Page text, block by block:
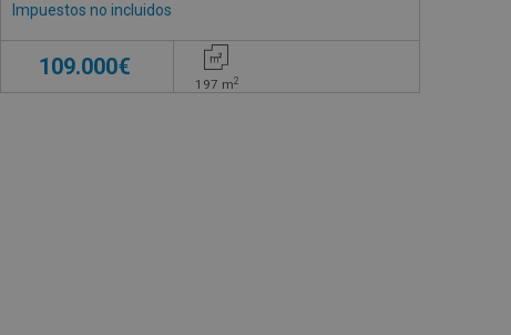
Impuestos no incluidos
109.000€
197 m2